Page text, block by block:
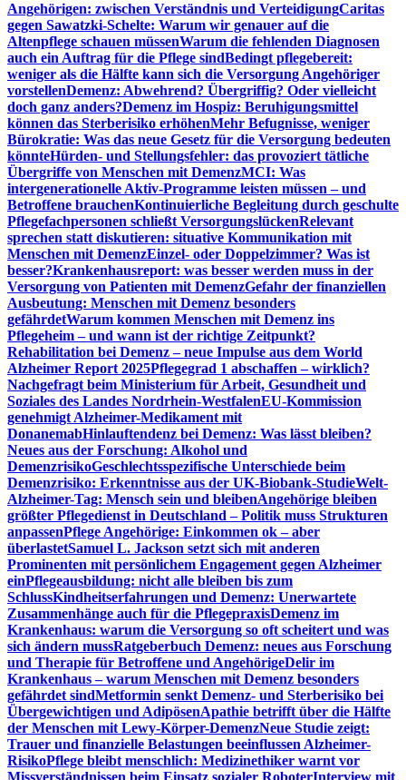
Angehörigen: zwischen Verständnis und VerteidigungCaritas
gegen Sawatzki-Schelte: Warum wir genauer auf die
Altenpflege schauen müssenWarum die fehlenden Diagnosen
auch ein Auftrag für die Pflege sindBedingt pflegebereit:
weniger als die Hälfte kann sich die Versorgung Angehöriger
vorstellenDemenz: Abwehrend? Übergriffig? Oder vielleicht
doch ganz anders?Demenz im Hospiz: Beruhigungsmittel
können das Sterberisiko erhöhenMehr Befugnisse, weniger
Bürokratie: Was das neue Gesetz für die Versorgung bedeuten
könnteHürden- und Stellungsfehler: das provoziert tätliche
Übergriffe von Menschen mit DemenzMCI: Was
intergenerationelle Aktiv-Programme leisten müssen – und
Betroffene brauchenKontinuierliche Begleitung durch geschulte
Pflegefachpersonen schließt VersorgungslückenRelevant
sprechen statt diskutieren: situative Kommunikation mit
Menschen mit DemenzEinzel- oder Doppelzimmer? Was ist
besser?Krankenhausreport: was besser werden muss in der
Versorgung von Patienten mit DemenzGefahr der finanziellen
Ausbeutung: Menschen mit Demenz besonders
gefährdetWarum kommen Menschen mit Demenz ins
Pflegeheim – und wann ist der richtige Zeitpunkt?
Rehabilitation bei Demenz – neue Impulse aus dem World
Alzheimer Report 2025Pflegegrad 1 abschaffen – wirklich?
Nachgefragt beim Ministerium für Arbeit, Gesundheit und
Soziales des Landes Nordrhein-WestfalenEU-Kommission
genehmigt Alzheimer-Medikament mit
DonanemabHinlauftendenz bei Demenz: Was lässt bleiben?
Neues aus der Forschung: Alkohol und
DemenzrisikoGeschlechtsspezifische Unterschiede beim
Demenzrisiko: Erkenntnisse aus der UK-Biobank-StudieWelt-
Alzheimer-Tag: Mensch sein und bleibenAngehörige bleiben
größter Pflegedienst in Deutschland – Politik muss Strukturen
anpassenPflege Angehörige: Einkommen ok – aber
überlastetSamuel L. Jackson setzt sich mit anderen
Prominenten mit persönlichem Engagement gegen Alzheimer
einPflegeausbildung: nicht alle bleiben bis zum
SchlussKindheitserfahrungen und Demenz: Unerwartete
Zusammenhänge auch für die PflegepraxisDemenz im
Krankenhaus: warum die Versorgung so oft scheitert und was
sich ändern mussRatgeberbuch Demenz: neues aus Forschung
und Therapie für Betroffene und AngehörigeDelir im
Krankenhaus – warum Menschen mit Demenz besonders
gefährdet sindMetformin senkt Demenz- und Sterberisiko bei
Übergewichtigen und AdipösenApathie betrifft über die Hälfte
der Menschen mit Lewy-Körper-DemenzNeue Studie zeigt:
Trauer und finanzielle Belastungen beeinflussen Alzheimer-
RisikoPflege bleibt menschlich: Medizinethiker warnt vor